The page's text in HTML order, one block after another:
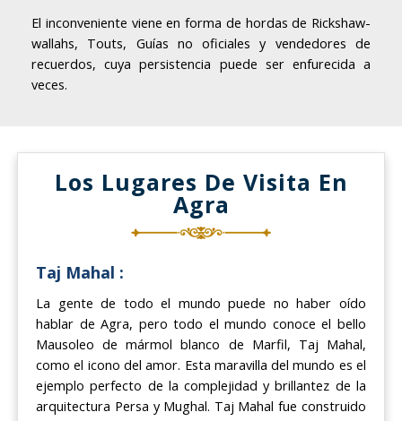
El inconveniente viene en forma de hordas de Rickshaw-
wallahs, Touts, Guías no oficiales y vendedores de
recuerdos, cuya persistencia puede ser enfurecida a
veces.
Los Lugares De Visita En
Agra
Taj Mahal :
La gente de todo el mundo puede no haber oído
hablar de Agra, pero todo el mundo conoce el bello
Mausoleo de mármol blanco de Marfil, Taj Mahal,
como el icono del amor. Esta maravilla del mundo es el
ejemplo perfecto de la complejidad y brillantez de la
arquitectura Persa y Mughal. Taj Mahal fue construido